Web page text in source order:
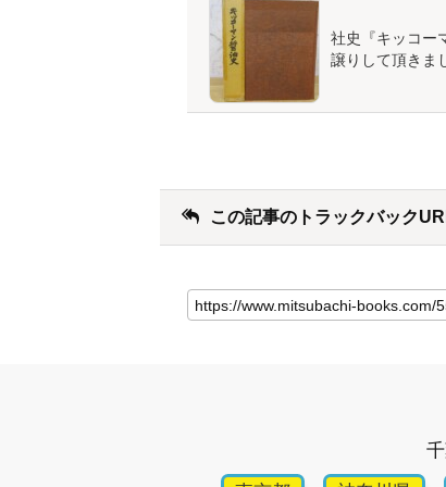
社史『キッコー
譲りして頂きま
この記事のトラックバック